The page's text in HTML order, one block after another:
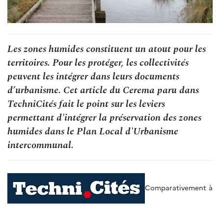
Les zones humides constituent un atout pour les
territoires. Pour les protéger, les collectivités
peuvent les intégrer dans leurs documents
d’urbanisme. Cet article du Cerema paru dans
TechniCités fait le point sur les leviers
permettant d'intégrer la préservation des zones
humides dans le Plan Local d'Urbanisme
intercommunal.
Comparativement à